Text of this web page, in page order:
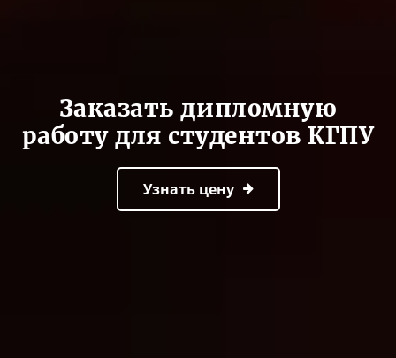
Заказать дипломную
работу для студентов КГПУ
Узнать цену